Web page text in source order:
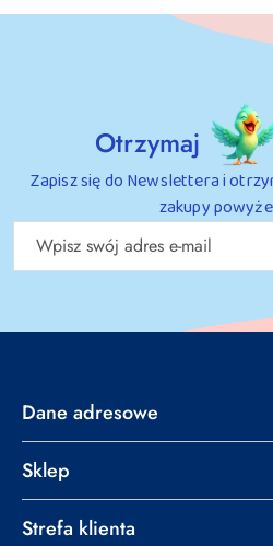
Otrzymaj
Zapisz się do Newslettera i
zakupy
Dane adresowe
Sklep
Strefa klienta